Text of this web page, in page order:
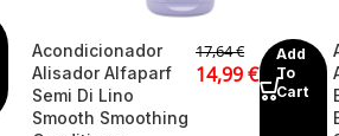
Acondicionador
Alisador Alfaparf
Semi Di Lino
Smooth Smoothing
17,64€
14,99€
Add
To
Cart